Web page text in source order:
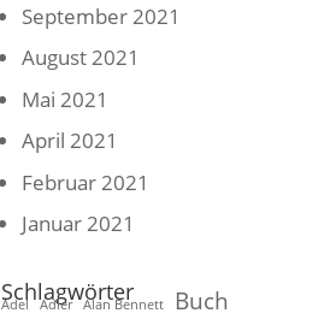
September 2021
August 2021
Mai 2021
April 2021
Februar 2021
Januar 2021
Schlagwörter
Adel Adler Alan Bennett Buch